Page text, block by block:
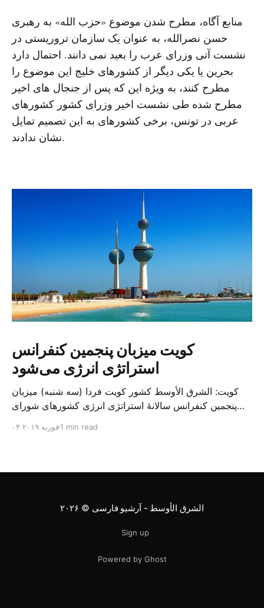
منابع آگاه، مطرح شدن موضوع «حزب الله» به رهبری
حسن نصرالله، به عنوان یک سازمان تروریستی در
نشست آتی وزرای عرب را بعید نمی دانند. احتمال دارد
بحرین یا یکی دیگر از کشورهای خلیج این موضوع را
مطرح کنند، به ویژه این که پس از جنجال های اخیر
مطرح شده طی نشست اخیر وزرای کشور کشورهای
عربی در تونس، برخی کشورهای به این تصمیم تمایل
نشان ندادند.
کویت میزبان پنجمین کنفرانس
استراتژی انرژی می‌شود
کویت: الشرق الأوسط کشور کویت فردا (سه شنبه) میزبان
پنجمین کنفرانس سالانهٔ استراتژی انرژی کشورهای شورای
متخصص از شرکت‌های جهانی نفت و گاز در این کنفرانس
۰۴ فوریه ۲۰۱۹1 min read
الشرق الأوسط - آرشیو فارسی © ۲۰۲۶
Sign up
Powered by Ghost